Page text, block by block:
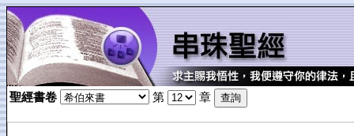
聖經書卷 第 章